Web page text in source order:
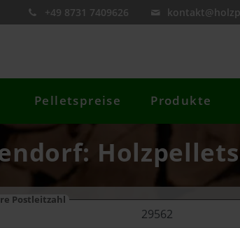
+49 8731 7409626
Pelletspreise Produkte
Postleitzahl